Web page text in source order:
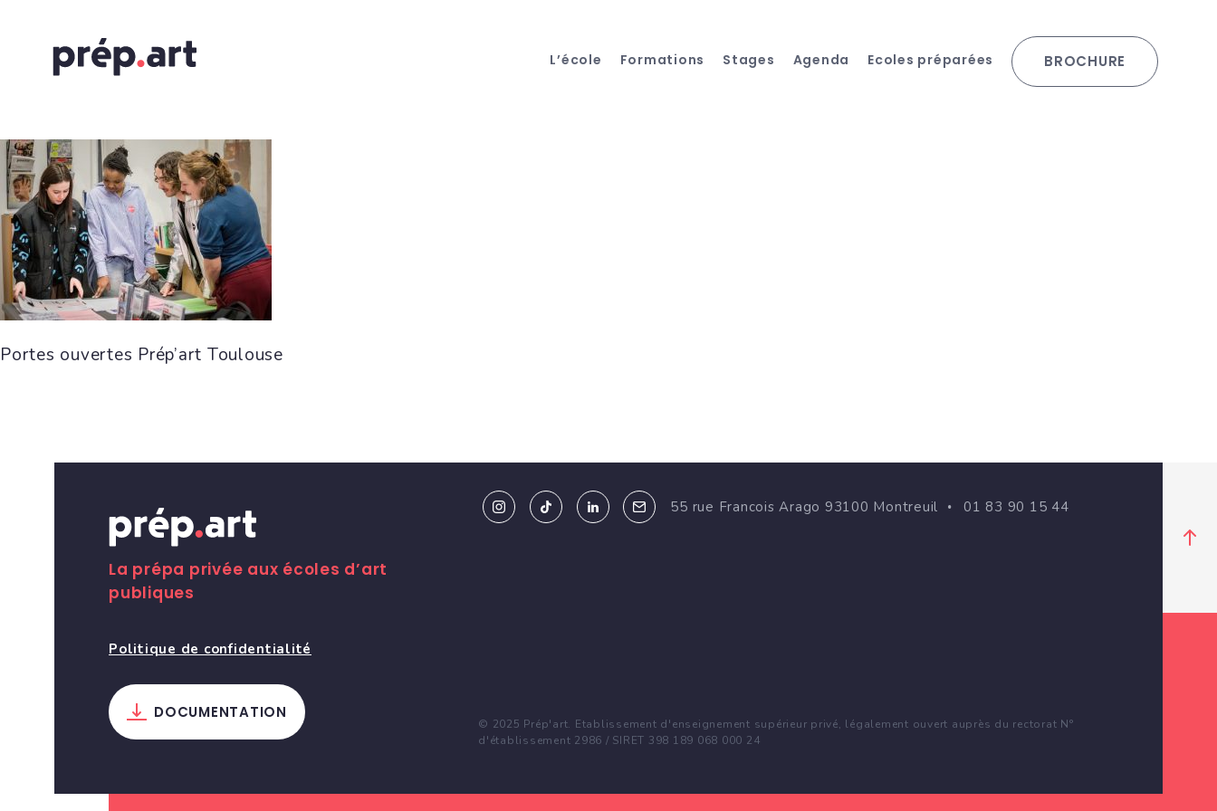
L’école Formations Stages Agenda Ecoles préparées BROCHURE
Portes ouvertes Prép’art Toulouse
La prépa privée aux écoles d’art
publiques
Politique de confidentialité
DOCUMENTATION
55 rue Francois Arago 93100 Montreuil 01 83 90 15 44
© 2025 Prép'art. Etablissement d'enseignement supérieur privé, légalement ouvert auprès du rectorat N°
d'établissement 2986 / SIRET 398 189 068 000 24